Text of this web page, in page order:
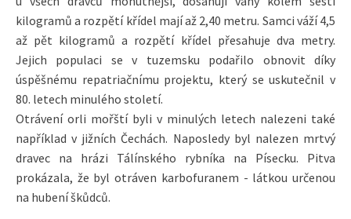
kilogramů a rozpětí křídel mají až 2,40 metru. Samci váží 4,5
až pět kilogramů a rozpětí křídel přesahuje dva metry.
Jejich populaci se v tuzemsku podařilo obnovit díky
úspěšnému repatriačnímu projektu, který se uskutečnil v
80. letech minulého století.
Otrávení orli mořští byli v minulých letech nalezeni také
například v jižních Čechách. Naposledy byl nalezen mrtvý
dravec na hrázi Tálínského rybníka na Písecku. Pitva
prokázala, že byl otráven karbofuranem - látkou určenou
na hubení škůdců.